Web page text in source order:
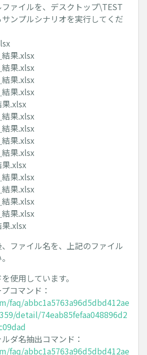
ァイルを、デスクトップ\TEST
ンプルシナリオを実行してくだ
果.xlsx
果.xlsx
果.xlsx
果.xlsx
.xlsx
果.xlsx
果.xlsx
果.xlsx
果.xlsx
.xlsx
果.xlsx
果.xlsx
果.xlsx
果.xlsx
.xlsx
ファイル名を、上記のファイル
使用しています。
コマンド：
faq/abbc1a5763a96d5dbd412ae
detail/74eab85fefaa048896d2
ダ名抽出コマンド：
faq/abbc1a5763a96d5dbd412ae